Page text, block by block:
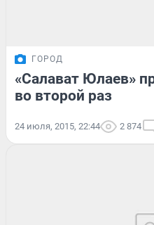
ГОРОД
«Салават Юлаев»
во второй раз
24 июля, 2015, 22:44 2 874